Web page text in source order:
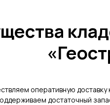
оперативную доставку
достаточный